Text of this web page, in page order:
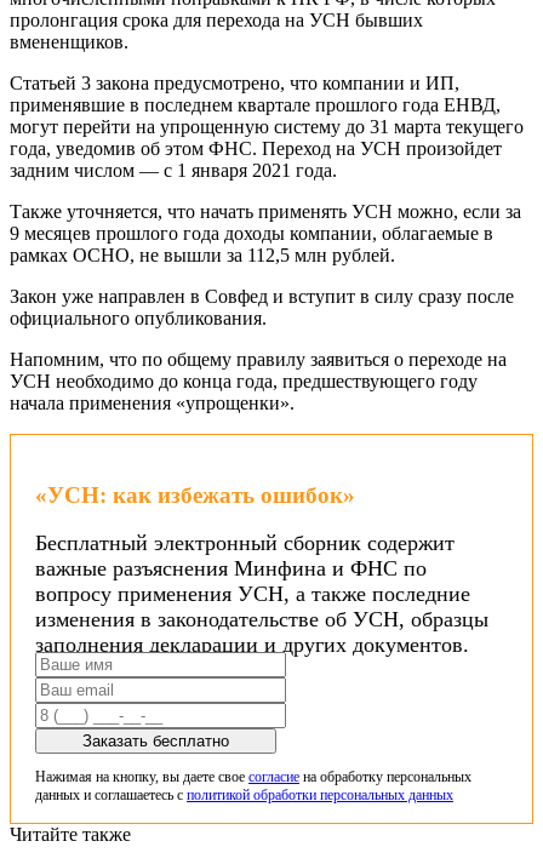
пролонгация срока для перехода на УСН бывших
вмененщиков.
Статьей 3 закона предусмотрено, что компании и ИП,
применявшие в последнем квартале прошлого года ЕНВД,
могут перейти на упрощенную систему до 31 марта текущего
года, уведомив об этом ФНС. Переход на УСН произойдет
задним числом — с 1 января 2021 года.
Также уточняется, что начать применять УСН можно, если за
9 месяцев прошлого года доходы компании, облагаемые в
рамках ОСНО, не вышли за 112,5 млн рублей.
Закон уже направлен в Совфед и вступит в силу сразу после
официального опубликования.
Напомним, что по общему правилу заявиться о переходе на
УСН необходимо до конца года, предшествующего году
начала применения «упрощенки».
«УСН: как избежать ошибок»
Бесплатный электронный сборник содержит
важные разъяснения Минфина и ФНС по
вопросу применения УСН, а также последние
изменения в законодательстве об УСН, образцы
заполнения декларации и других документов.
Заказать бесплатно
Нажимая на кнопку, вы даете свое согласие на обработку персональных
данных и соглашаетесь с политикой обработки персональных данных
Читайте также